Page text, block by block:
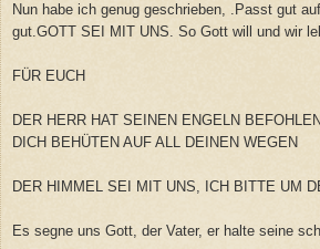
Nun habe ich genug geschrieben, .Passt gut
gut.GOTT SEI MIT UNS. So Gott will und wir
FÜR EUCH
DER HERR HAT SEINEN ENGELN
DICH BEHÜTEN AUF ALL DEINEN WEGEN
DER HIMMEL SEI MIT UNS, ICH BITTE UM
Es segne uns Gott, der Vater, er halte seine